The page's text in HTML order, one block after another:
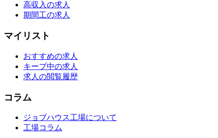
高収入の求人
期間工の求人
マイリスト
おすすめの求人
キープ中の求人
求人の閲覧履歴
コラム
ジョブハウス工場について
工場コラム